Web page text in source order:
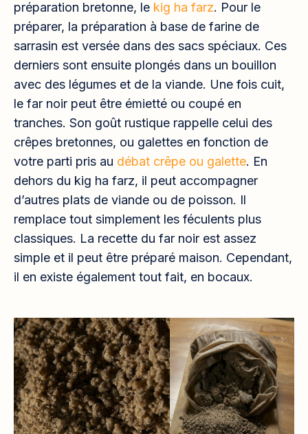
préparation bretonne, le kig ha farz. Pour le
préparer, la préparation à base de farine de
sarrasin est versée dans des sacs spéciaux. Ces
derniers sont ensuite plongés dans un bouillon
avec des légumes et de la viande. Une fois cuit,
le far noir peut être émietté ou coupé en
tranches. Son goût rustique rappelle celui des
crêpes bretonnes, ou galettes en fonction de
votre parti pris au débat crêpe ou galette. En
dehors du kig ha farz, il peut accompagner
d’autres plats de viande ou de poisson. Il
remplace tout simplement les féculents plus
classiques. La recette du far noir est assez
simple et il peut être préparé maison. Cependant,
il en existe également tout fait, en bocaux.